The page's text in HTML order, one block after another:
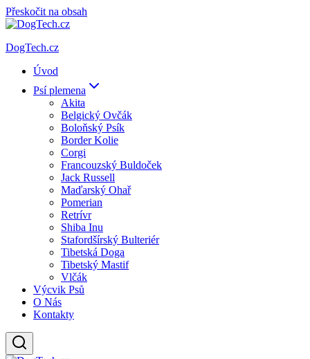
Přeskočit na obsah
DogTech.cz
Úvod
Psí plemena
Akita
Belgický Ovčák
Boloňský Psík
Border Kolie
Corgi
Francouzský Buldoček
Jack Russell
Maďarský Ohař
Pomerian
Retrívr
Shiba Inu
Stafordšírský Bulteriér
Tibetská Doga
Tibetský Mastif
Vlčák
Výcvik Psů
O Nás
Kontakty